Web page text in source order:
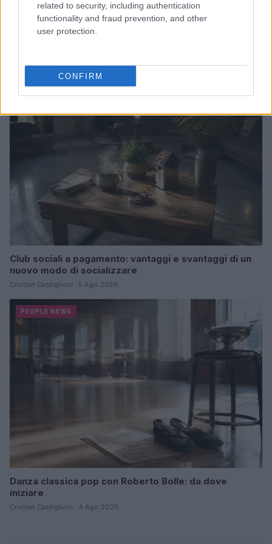
related to security, including authentication
functionality and fraud prevention, and other
user protection.
CONFIRM
La sfida di ResQ per riprendere le operazioni di
PEOPLE NEWS
Club sociali a pagamento: vantaggi e svantaggi di un
nuovo modo di socializzare
Cristian Castiglioni · 5 Ago 2026
PEOPLE NEWS
Danza classica pop con Roberto Bolle: da dove
iniziare
Cristian Castiglioni · 4 Ago 2026